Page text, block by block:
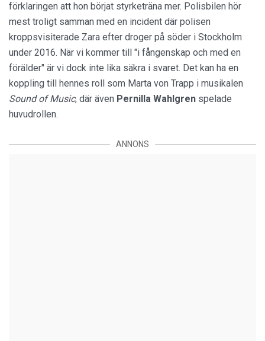
förklaringen att hon börjat styrketräna mer. Polisbilen hör
mest troligt samman med en incident där polisen
kroppsvisiterade Zara efter droger på söder i Stockholm
under 2016. När vi kommer till "i fångenskap och med en
förälder" är vi dock inte lika säkra i svaret. Det kan ha en
koppling till hennes roll som Marta von Trapp i musikalen
Sound of Music, där även Pernilla Wahlgren spelade
huvudrollen.
ANNONS